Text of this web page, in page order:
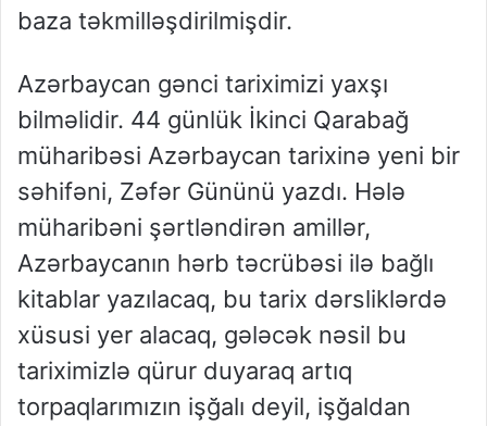
baza təkmilləşdirilmişdir.
Azərbaycan gənci tariximizi yaxşı
bilməlidir. 44 günlük İkinci Qarabağ
müharibəsi Azərbaycan tarixinə yeni bir
səhifəni, Zəfər Gününü yazdı. Hələ
müharibəni şərtləndirən amillər,
Azərbaycanın hərb təcrübəsi ilə bağlı
kitablar yazılacaq, bu tarix dərsliklərdə
xüsusi yer alacaq, gələcək nəsil bu
tariximizlə qürur duyaraq artıq
torpaqlarımızın işğalı deyil, işğaldan